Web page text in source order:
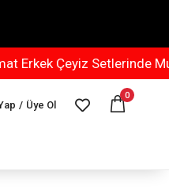
Setlerinde Muhteşem
/ Üye Ol
0